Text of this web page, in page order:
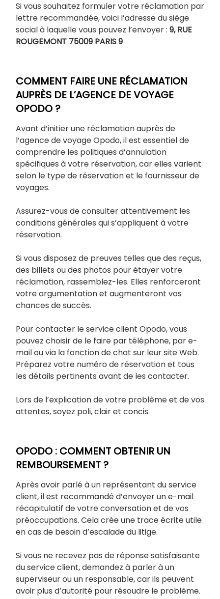
Si vous souhaitez formuler votre réclamation par
lettre recommandée, voici l’adresse du siège
social à laquelle vous pouvez l’envoyer : 9, RUE
ROUGEMONT 75009 PARIS 9
COMMENT FAIRE UNE RÉCLAMATION
AUPRÈS DE L’AGENCE DE VOYAGE
OPODO ?
Avant d’initier une réclamation auprès de
l’agence de voyage Opodo, il est essentiel de
comprendre les politiques d’annulation
spécifiques à votre réservation, car elles varient
selon le type de réservation et le fournisseur de
voyages.
Assurez-vous de consulter attentivement les
conditions générales qui s’appliquent à votre
réservation.
Si vous disposez de preuves telles que des reçus,
des billets ou des photos pour étayer votre
réclamation, rassemblez-les. Elles renforceront
votre argumentation et augmenteront vos
chances de succès.
Pour contacter le service client Opodo, vous
pouvez choisir de le faire par téléphone, par e-
mail ou via la fonction de chat sur leur site Web.
Préparez votre numéro de réservation et tous
les détails pertinents avant de les contacter.
Lors de l’explication de votre problème et de vos
attentes, soyez poli, clair et concis.
OPODO : COMMENT OBTENIR UN
REMBOURSEMENT ?
Après avoir parlé à un représentant du service
client, il est recommandé d’envoyer un e-mail
récapitulatif de votre conversation et de vos
préoccupations. Cela crée une trace écrite utile
en cas de besoin d’escalade du litige.
Si vous ne recevez pas de réponse satisfaisante
du service client, demandez à parler à un
superviseur ou un responsable, car ils peuvent
avoir plus d’autorité pour résoudre le problème.